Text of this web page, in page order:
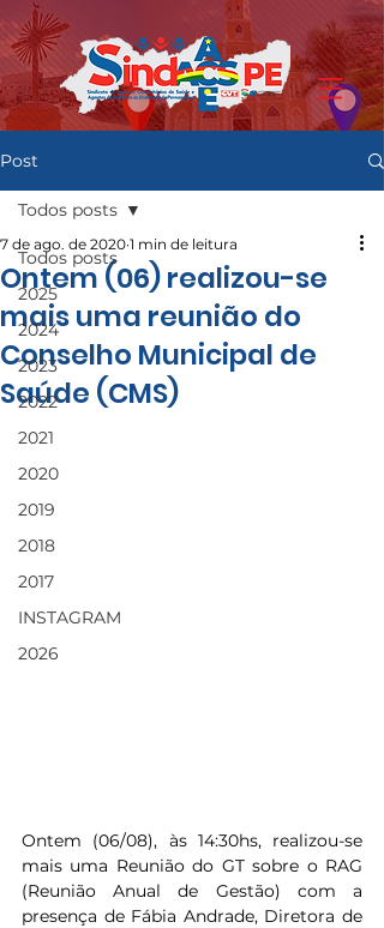
Post
Todos posts
2025
2024
2023
2022
2021
2020
2019
2018
2017
INSTAGRAM
2026
Todos posts
Ontem (06) realizou-se
mais uma reunião do
Conselho Municipal de
Saúde (CMS)
7 de ago. de 2020 1 min de leitura
Ontem (06/08), às 14:30hs, realizou-se
mais uma Reunião do GT sobre o RAG
(Reunião Anual de Gestão) com a
presença de Fábia Andrade, Diretora de